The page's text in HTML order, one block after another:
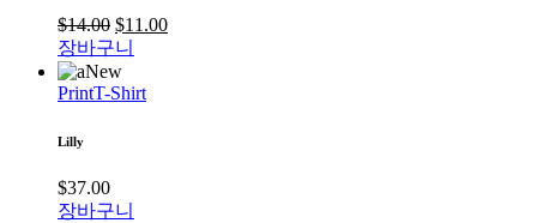
$14.00 $11.00
장바구니
New
PrintT-Shirt
Lilly
$37.00
장바구니